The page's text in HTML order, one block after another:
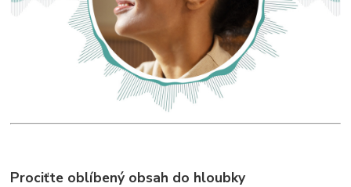
Prociťte oblíbený obsah do hloubky